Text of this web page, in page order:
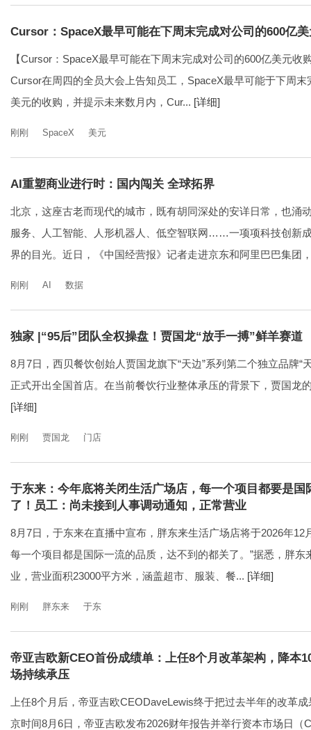
Cursor：SpaceX最早可能在下周末完成对公司的600亿
【Cursor：SpaceX最早可能在下周末完成对公司的600亿美元收
Cursor在周四的全员大会上告知员工，SpaceX最早可能于下周
美元的收购，并提示未来数月内，Cur... [详细]
刚刚 SpaceX 美元
AI重塑商业进行时：国内闯关 全球拓界
北京，这座古老而现代的城市，既有胡同深处的安详日常，也涌
服务、人工智能、人形机器人、低空智联网……一项项科技创新
界的目光。近日，《中国经营报》记者走进京东和阿里巴巴集团
刚刚 AI 数据
独家 |“95后”团队全权操盘！贾国龙“放手一搏”鲜羊赛道
8月7日，西贝餐饮创始人贾国龙旗下“天边”系列第二个独立品牌“
正式开出全国首店。在当前餐饮行业整体承压的背景下，贾国龙
[详细]
刚刚 贾国龙 门店
于东来：今年底将关闭生活广场店，每一个项目都要是国
了！员工：尚未接到人事调动通知，正常营业
8月7日，于东来在直播中宣布，胖东来生活广场店将于2026年12
每一个项目都是国际一流的品质，达不到的都关了。”据悉，胖东
业，营业面积23000平方米，涵盖超市、服装、餐... [详细]
刚刚 胖东来 于东
帝亚吉欧新CEO首份成绩单：上任8个月改革架构，降本
场持续承压
上任8个月后，帝亚吉欧CEODaveLewis终于把过去半年的改革
京时间8月6日，帝亚吉欧发布2026财年报告并举行资本市场日（